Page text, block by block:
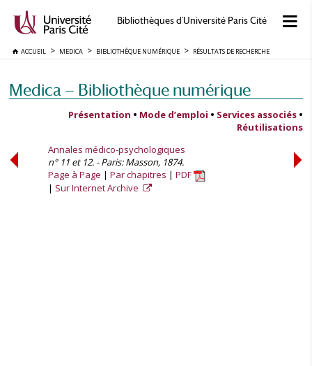
Bibliothèques d'Université Paris Cité
ACCUEIL MEDICA BIBLIOTHÈQUE NUMÉRIQUE RÉSULTATS DE RECHERCHE
Medica — Bibliothèque numérique
Présentation • Mode d’emploi • Services associés •
Réutilisations
Annales médico-psychologiques
n° 11 et 12. - Paris: Masson, 1874.
Page à Page
Par chapitres
PDF
Sur Internet Archive